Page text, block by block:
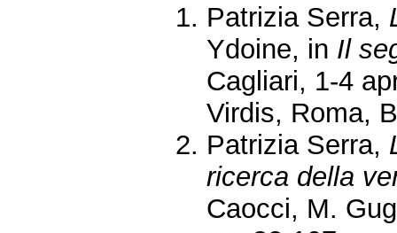
Patrizia Serra,
Ydoine, in Il
Cagliari, 1-4
Virdis, Roma,
Patrizia Serra,
ricerca della
Caocci, M.